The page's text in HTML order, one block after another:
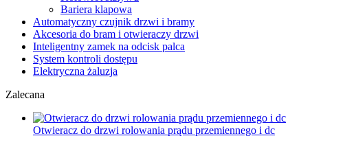
Bariera klapowa
Automatyczny czujnik drzwi i bramy
Akcesoria do bram i otwieraczy drzwi
Inteligentny zamek na odcisk palca
System kontroli dostępu
Elektryczna żaluzja
Zalecana
Otwieracz do drzwi rolowania prądu przemiennego i dc